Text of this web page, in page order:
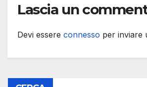
Lascia un
Devi essere connesso per inviare